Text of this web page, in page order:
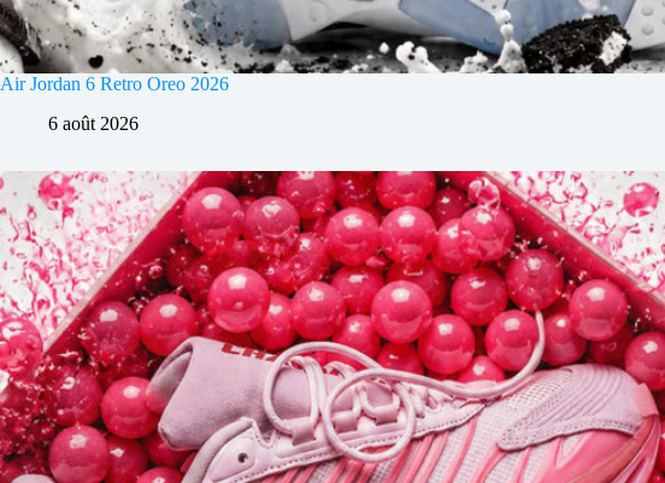
Air Jordan 6 Retro Oreo 2026
6 août 2026